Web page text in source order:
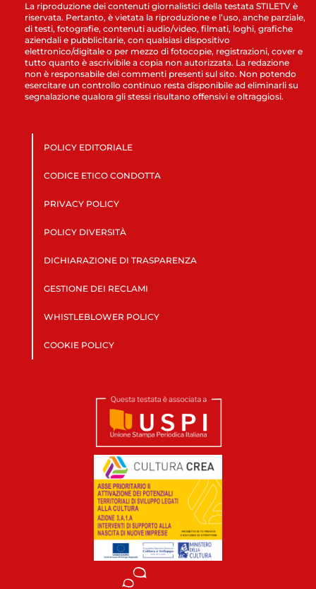
La riproduzione dei contenuti giornalistici della testata STILETV è
riservata. Pertanto, è vietata la riproduzione e l’uso, anche parziale,
di testi, fotografie, contenuti audio/video, filmati, loghi, grafiche
aziendali e pubblicitarie, con qualsiasi dispositivo
elettronico/digitale o per mezzo di fotocopie, registrazioni, cover e
tutto quanto è ascrivibile a copia non autorizzata. La redazione
non è responsabile dei commenti presenti sul sito. Non potendo
esercitare un controllo continuo resta disponibile ad eliminarli su
segnalazione qualora gli stessi risultano offensivi e oltraggiosi.
POLICY EDITORIALE
CODICE ETICO CONDOTTA
PRIVACY POLICY
POLICY DIVERSITÀ
DICHIARAZIONE DI TRASPARENZA
GESTIONE DEI RECLAMI
WHISTLEBLOWER POLICY
COOKIE POLICY